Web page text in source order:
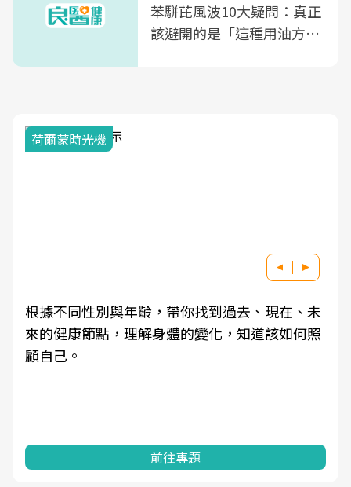
苯駢芘風波10大疑問：真正
該避開的是「這種用油方
荷爾蒙時光機
根據不同性別與年齡，帶你找到過去、現在、未
來的健康節點，理解身體的變化，知道該如何照
顧自己。
前往專題